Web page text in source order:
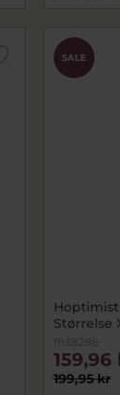
SALE
Størrelse
fh38286
199,95 kr
159,96